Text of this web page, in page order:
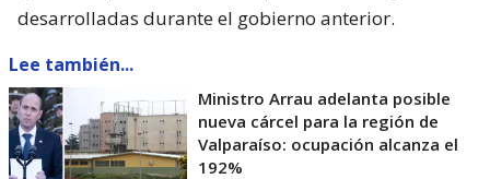
desarrolladas durante el gobierno anterior.
Lee también...
Ministro Arrau adelanta posible
nueva cárcel para la región de
Valparaíso: ocupación alcanza el
192%